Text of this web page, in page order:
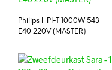
Philips HPI-T 1000W 543
E40 220V (MASTER)